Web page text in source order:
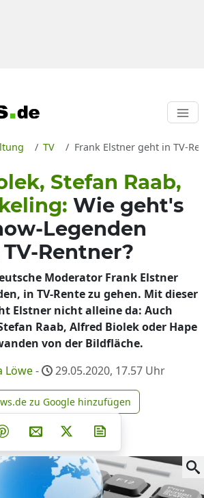
TV Frank Elstner geht in TV-
Stefan Raab,
Wie geht's
Legenden
Rentner?
Moderator Frank Elstner
in TV-Rente zu gehen. Mit dieser
Elstner nicht alleine da: Auch
Raab, Alfred Biolek oder Hape
von der Bildfläche.
Löwe- 29.05.2020, 17.57 Uhr
news.de zu Google
zu Google hinzufügen
Teilen auf Facebook
Teilen auf Whatsapp
Teilen auf Telegram
Teilen auf Pinterest
Per E-Mail teilen
Post auf X